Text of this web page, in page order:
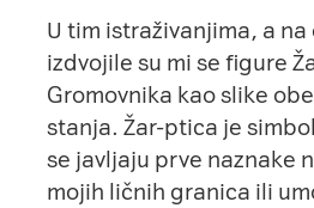
U tim istraživanjima, a na
izdvojile su mi se figure
Gromovnika kao slike
stanja. Žar-ptica je
se javljaju prve naznake
mojih ličnih granica ili